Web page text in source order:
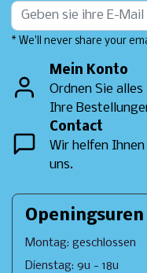
* We'll never share your
Mein Konto
Ordnen Sie
Ihre
Contact
Wir helfen
uns.
Openingsuren
Montag: geschlossen
Dienstag: 9u - 18u